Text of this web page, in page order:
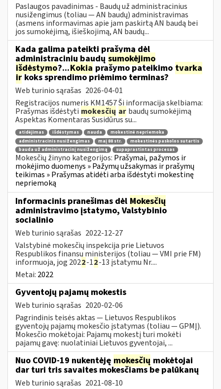
Paslaugos pavadinimas - Baudų už administracinius
nusižengimus (toliau — AN baudų) administravimas
(asmens informavimas apie jam paskirtą AN baudą bei
jos sumokėjimą, išieškojimą, AN baudų...
Kada galima pateikti prašymą dėl
administracinių baudų sumokėjimo
išdėstymo?...Kokia prašymo pateikimo tvarka
irkoks sprendimo priėmimo terminas?
Web turinio sąrašas 2026-04-01
Registracijos numeris KM1457 Ši informacija skelbiama:
Prašymas išdėstyti mokesčių ar baudų sumokėjimą
Aspektas Komentaras Susidūrus su...
atidėjimas išdėstymas nauda
mokestinė nepriemoka
administracinis nusižengimas
maį 88 str.
mokestinės paskolos sutartis
bauda už administracinį nusižengimą
supaprastintas procesas
Mokesčių žinyno kategorijos: Prašymai, pažymos ir
mokėjimo duomenys » Pažymų užsakymas ir prašymų
teikimas » Prašymas atidėti arba išdėstyti mokestinę
nepriemoką
Informacinis pranešimas dėl Mokesčių
administravimo įstatymo, Valstybinio
socialinio
Web turinio sąrašas 2022-12-27
Valstybinė mokesčių inspekcija prie Lietuvos
Respublikos finansų ministerijos (toliau — VMI prie FM)
informuoja, jog 2022-12-13 įstatymu Nr....
Metai: 2022
Gyventojų pajamų mokestis
Web turinio sąrašas 2020-02-06
Pagrindinis teisės aktas — Lietuvos Respublikos
gyventojų pajamų mokesčio įstatymas (toliau — GPMĮ).
Mokesčio mokėtojai: Pajamų mokestį turi mokėti
pajamų gavę: nuolatiniai Lietuvos gyventojai, ...
Nuo COVID-19 nukentėję mokesčių mokėtojai
dar turi tris savaites mokesčiams be palūkanų
Web turinio sąrašas 2021-08-10